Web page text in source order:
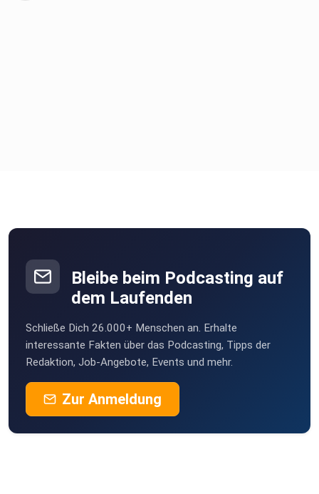
Tritt jetzt unseren verschiedenen Kanälen bei:
Instagram Channel
Strava Club
Bleibe beim Podcasting auf
dem Laufenden
Schließe Dich 26.000+ Menschen an. Erhalte
interessante Fakten über das Podcasting, Tipps der
Redaktion, Job-Angebote, Events und mehr.
Zur Anmeldung